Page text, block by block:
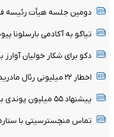
دومین جلسه هیأت رئیسه
تیاگو به آکادمی بارسلونا
دکو برای شکار خولیان
اخطار ۲۲ میلیونی رئال مادرید به ستاره برزیلی
پیشنهاد ۵۵ میلیون پوندی برای ستاره سیتی
تماس منچسترسیتی با